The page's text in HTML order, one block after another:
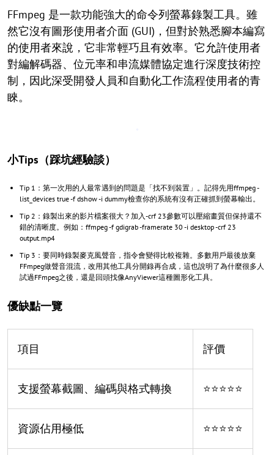
FFmpeg 是一款功能強大的命令列螢幕錄製工具。雖
然它沒有圖形使用者介面 (GUI)，但對於熟悉腳本編寫
的使用者來說，它非常輕巧且有效率。它允許使用者
對編解碼器、位元率和串流媒體協定進行深度技術控
制，因此深受開發人員和自動化工作流程使用者的青
睞。
小Tips（踩坑經驗談）
Tip 1：第一次用的人最常遇到的問題是「找不到裝置」。記得先用ffmpeg -
list_devices true -f dshow -i dummy檢查你的系統有沒有正確抓到螢幕輸出。
Tip 2：錄製出來的影片檔案很大？加入-crf 23參數可以壓縮畫質但保持還不
錯的清晰度。例如：ffmpeg -f gdigrab -framerate 30 -i desktop -crf 23
output.mp4
Tip 3：要同時錄製麥克風聲音，指令會變得比較複雜。多數用戶最後放棄
FFmpeg做聲音混流，改用其他工具分開錄再合成，這也說明了為什麼很多人
試過FFmpeg之後，還是回頭找像AnyViewer這種圖形化工具。
優缺點一覽
項目 評價
支援螢幕截圖、編碼與格式轉換 ⭐⭐⭐⭐⭐
資源佔用極低 ⭐⭐⭐⭐⭐